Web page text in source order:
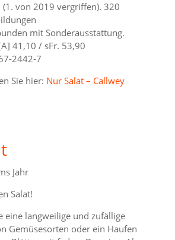
von 2019 vergriffen). 320
mit Sonderausstattung.
41,10 / sFr. 53,90
2442-7
Sie hier: Nur Salat – Callwey
Jahr
Salat!
eine langweilige und zufällige
Gemüsesorten oder ein Haufen